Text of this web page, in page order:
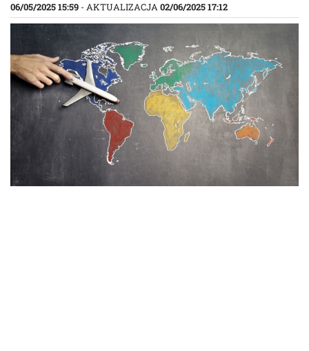
06/05/2025 15:59 - AKTUALIZACJA02/06/2025 17:12